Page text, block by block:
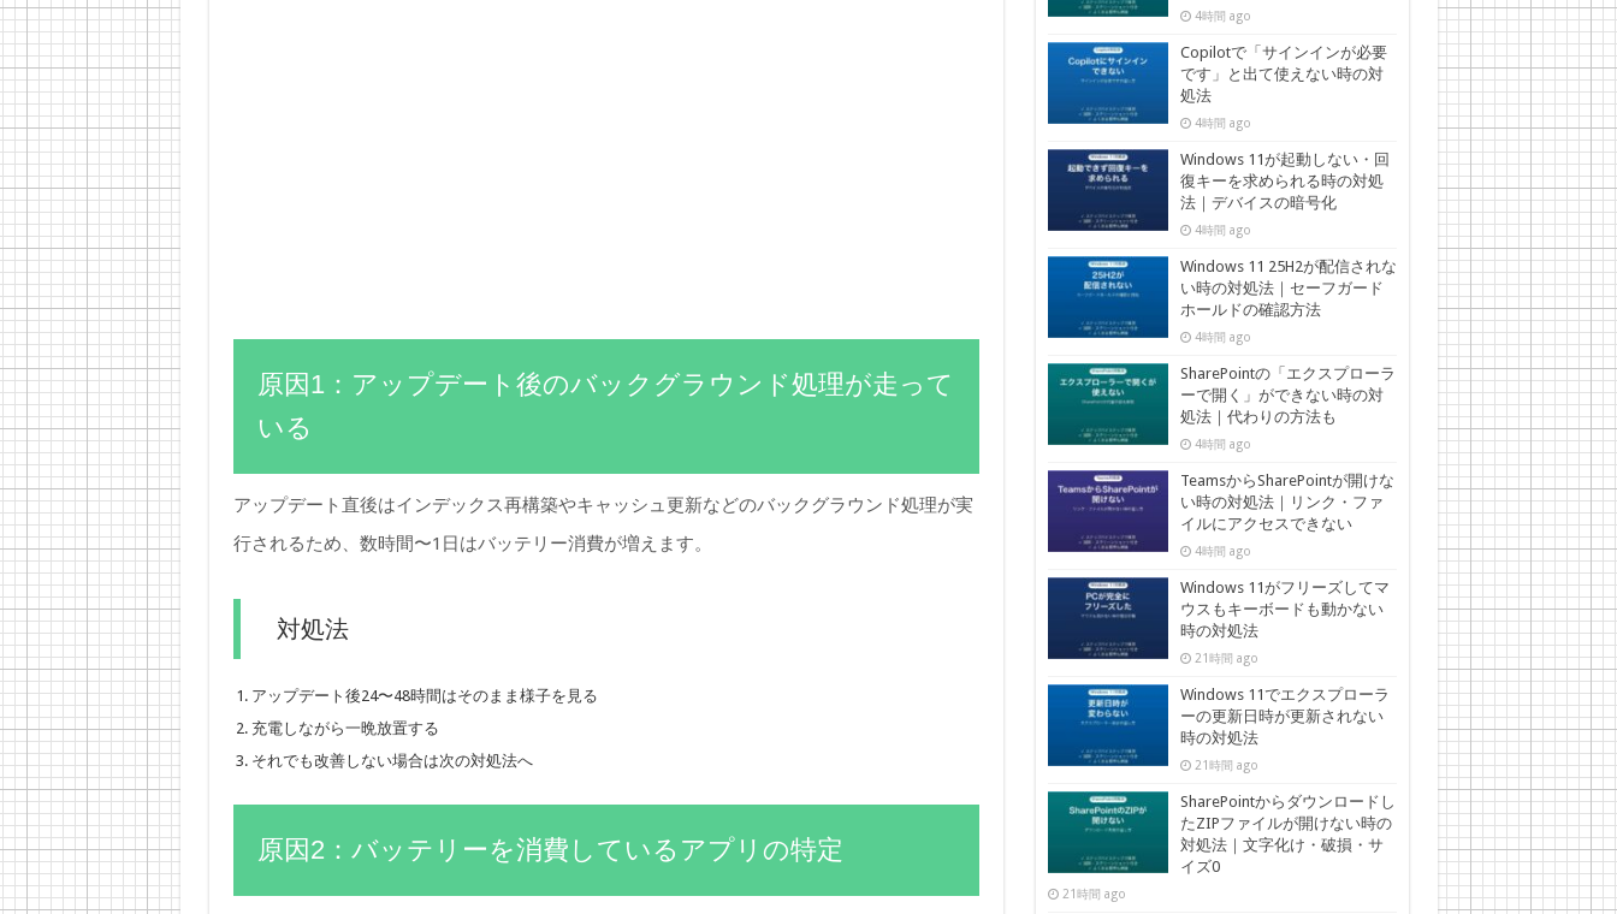
原因1：アップデート後のバックグラウンド処理が走って
いる
アップデート直後はインデックス再構築やキャッシュ更新などのバックグラウンド処理が実
行されるため、数時間〜1日はバッテリー消費が増えます。
対処法
アップデート後24〜48時間はそのまま様子を見る
充電しながら一晩放置する
それでも改善しない場合は次の対処法へ
原因2：バッテリーを消費しているアプリの特定
4時間 ago
Copilotで「サインインが必要
です」と出て使えない時の対
処法
4時間 ago
Windows 11が起動しない・回
復キーを求められる時の対処
法｜デバイスの暗号化
4時間 ago
Windows 11 25H2が配信されな
い時の対処法｜セーフガード
ホールドの確認方法
4時間 ago
SharePointの「エクスプローラ
ーで開く」ができない時の対
処法｜代わりの方法も
4時間 ago
TeamsからSharePointが開けな
い時の対処法｜リンク・ファ
イルにアクセスできない
4時間 ago
Windows 11がフリーズしてマ
ウスもキーボードも動かない
時の対処法
21時間 ago
Windows 11でエクスプローラ
ーの更新日時が更新されない
時の対処法
21時間 ago
SharePointからダウンロードし
たZIPファイルが開けない時の
対処法｜文字化け・破損・サ
イズ0
21時間 ago